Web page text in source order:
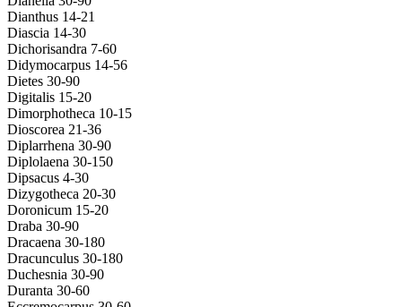
Dianthus 14-21
Diascia 14-30
Dichorisandra 7-60
Didymocarpus 14-56
Dietes 30-90
Digitalis 15-20
Dimorphotheca 10-15
Dioscorea 21-36
Diplarrhena 30-90
Diplolaena 30-150
Dipsacus 4-30
Dizygotheca 20-30
Doronicum 15-20
Draba 30-90
Dracaena 30-180
Dracunculus 30-180
Duchesnia 30-90
Duranta 30-60